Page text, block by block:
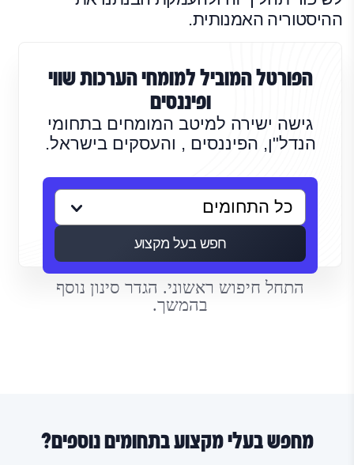
ההיסטוריה האמנותית.
הפורטל המוביל למומחי הערכות שווי
ופיננסים
גישה ישירה למיטב המומחים בתחומי
הנדל"ן, הפיננסים , והעסקים בישראל.
חפש בעל מקצוע
התחל חיפוש ראשוני. הגדר סינון נוסף
בהמשך.
מחפש בעלי מקצוע בתחומים נוספים?